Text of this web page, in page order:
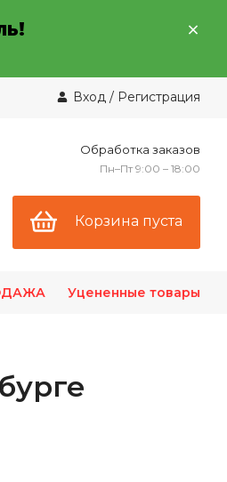
Вход / Регистрация
Обработка заказов
Пн–Пт 9:00 – 18:00
Корзина пуста
Уцененные товары